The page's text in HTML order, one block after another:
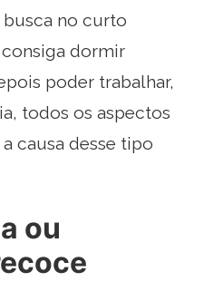
no curto
dormir
poder trabalhar,
todos os aspectos
causa desse tipo
ou